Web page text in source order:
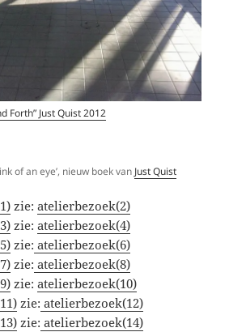
Forth” Just Quist 2012
of an eye’, nieuw boek van Just Quist
zie:atelierbezoek(2)
zie:atelierbezoek(4)
zie: atelierbezoek(6)
zie: atelierbezoek(8)
zie:atelierbezoek(10)
zie: atelierbezoek(12)
zie: atelierbezoek(14)